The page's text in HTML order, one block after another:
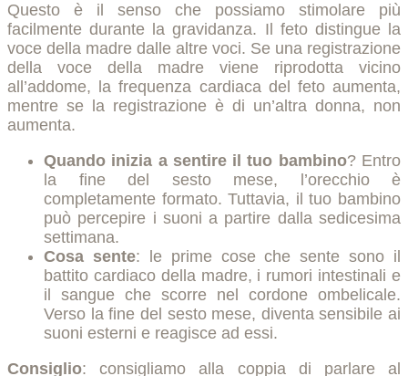
Questo è il senso che possiamo stimolare più
facilmente durante la gravidanza. Il feto distingue la
voce della madre dalle altre voci. Se una registrazione
della voce della madre viene riprodotta vicino
all’addome, la frequenza cardiaca del feto aumenta,
mentre se la registrazione è di un’altra donna, non
aumenta.
Quando inizia a sentire il tuo bambino? Entro
la fine del sesto mese, l’orecchio è
completamente formato. Tuttavia, il tuo bambino
può percepire i suoni a partire dalla sedicesima
settimana.
Cosa sente: le prime cose che sente sono il
battito cardiaco della madre, i rumori intestinali e
il sangue che scorre nel cordone ombelicale.
Verso la fine del sesto mese, diventa sensibile ai
suoni esterni e reagisce ad essi.
Consiglio: consigliamo alla coppia di parlare al